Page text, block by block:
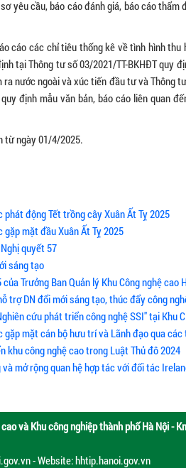
yêu cầu, báo cáo đánh giá, báo cáo
cáo các chỉ tiêu thống kê về tình hình
tại Thông tư số 03/2021/TT-BKHĐT quy
nước ngoài và xúc tiến đầu tư và Thông
định mẫu văn bản, báo cáo liên quan
từ ngày 01/4/2025.
phát động Tết trồng cây Xuân Ất Tỵ 2025
gặp mặt đầu Xuân Ất Tỵ 2025
quyết 57
sáng tạo
Trưởng Ban Quản lý Khu Công nghệ cao
trợ DN đổi mới sáng tạo, thúc đẩy công
cứu phát triển công nghệ SSI" tại Khu
gặp mặt cán bộ hưu trí và Lãnh đạo qua
khu công nghệ cao trong Luật Thủ đô 2024
và mở rộng quan hệ hợp tác với đối tác
và Khu công nghiệp thành phố Hà Nội -
- Website: hhtip.hanoi.gov.vn